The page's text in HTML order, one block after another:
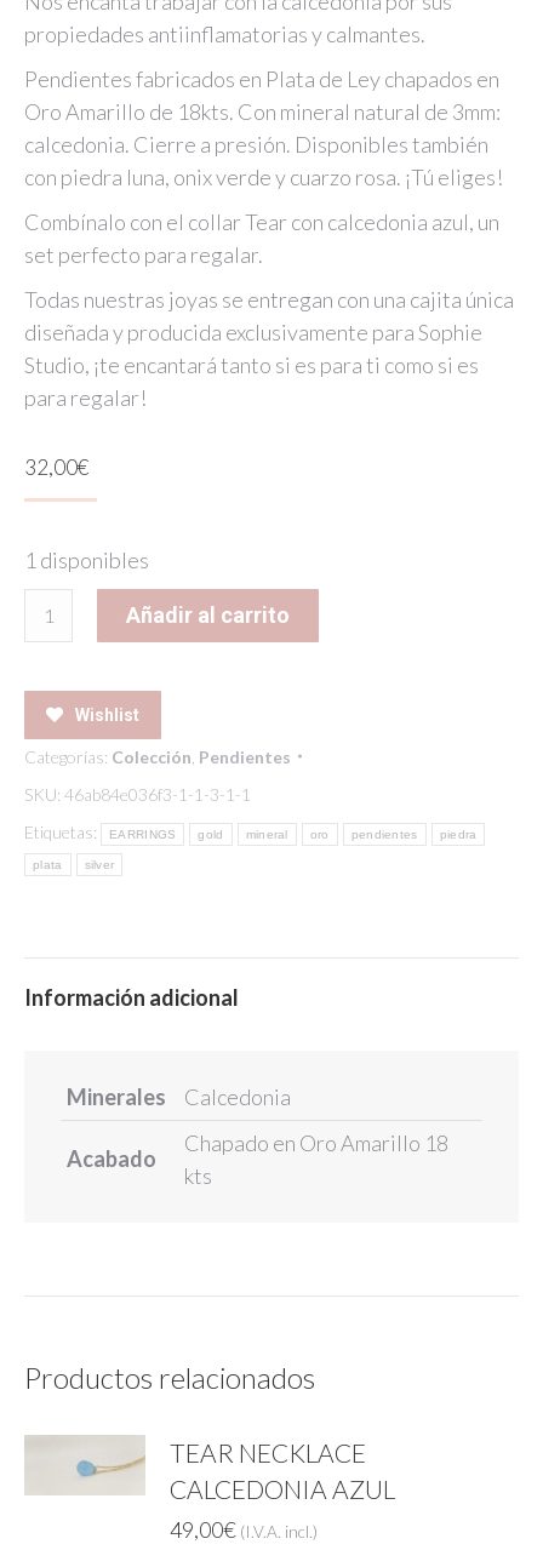
propiedades antiinflamatorias y calmantes.
Pendientes fabricados en Plata de Ley chapados en
Oro Amarillo de 18kts. Con mineral natural de 3mm:
calcedonia. Cierre a presión. Disponibles también
con piedra luna, onix verde y cuarzo rosa. ¡Tú eliges!
Combínalo con el collar Tear con calcedonia azul, un
set perfecto para regalar.
Todas nuestras joyas se entregan con una cajita única
diseñada y producida exclusivamente para Sophie
Studio, ¡te encantará tanto si es para ti como si es
para regalar!
32,00€
1 disponibles
SUGAR
EARRINGS
cantidad
Añadir al carrito
Wishlist
Categorías: Colección Pendientes
SKU: 46ab84e036f3-1-1-3-1-1
Etiquetas:
EARRINGS gold mineral oro pendientes piedra
plata silver
Información adicional
Minerales Calcedonia
Acabado
Chapado en Oro Amarillo 18
kts
Productos relacionados
TEAR NECKLACE
CALCEDONIA AZUL
49,00€ (I.V.A. incl.)